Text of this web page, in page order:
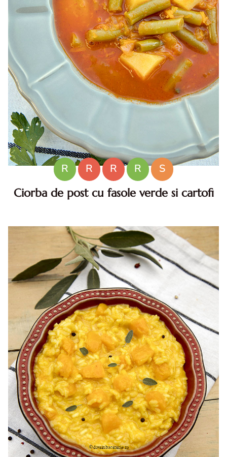
R R R R
S
Ciorba de post cu fasole verde si cartofi
fasole verde, ciorba de post reteta. fasole